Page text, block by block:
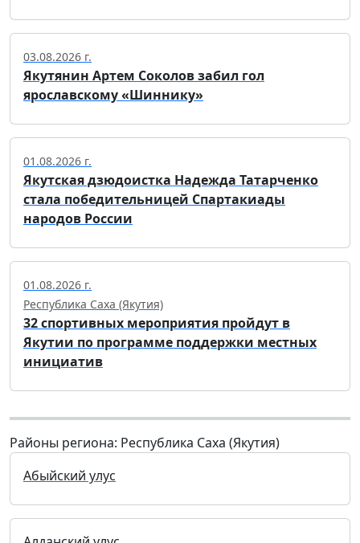
03.08.2026 г.
Якутянин Артем Соколов забил гол
ярославскому «Шиннику»
01.08.2026 г.
Якутская дзюдоистка Надежда Татарченко
стала победительницей Спартакиады
народов России
01.08.2026 г.
Республика Саха (Якутия)
32 спортивных мероприятия пройдут в
Якутии по программе поддержки местных
инициатив
Районы региона: Республика Саха (Якутия)
Абыйский улус